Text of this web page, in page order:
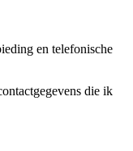
en telefonische
die ik